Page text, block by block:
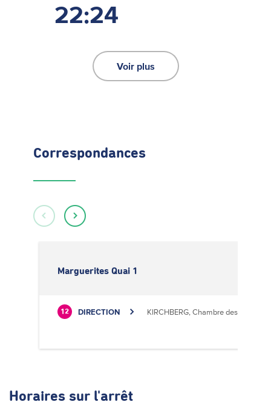
22:24
Voir plus
Correspondances
Marguerites Quai 1
12 DIRECTION KIRCHBERG, Chambre des Métiers
Horaires sur l'arrêt